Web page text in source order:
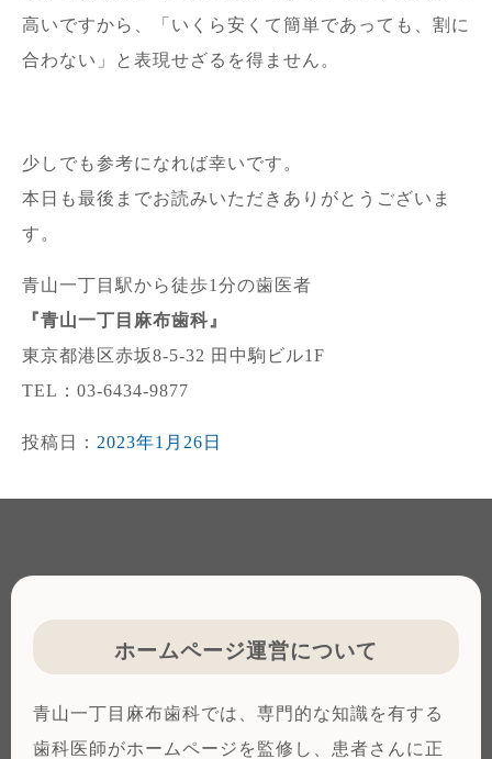
高いですから、「いくら安くて簡単であっても、割に
合わない」と表現せざるを得ません。
少しでも参考になれば幸いです。
本日も最後までお読みいただきありがとうございま
す。
青山一丁目駅から徒歩1分の歯医者
『青山一丁目麻布歯科』
東京都港区赤坂8-5-32 田中駒ビル1F
TEL：03-6434-9877
投稿日： 2023年1月26日
ホームページ運営について
青山一丁目麻布歯科では、専門的な知識を有する
歯科医師がホームページを監修し、患者さんに正